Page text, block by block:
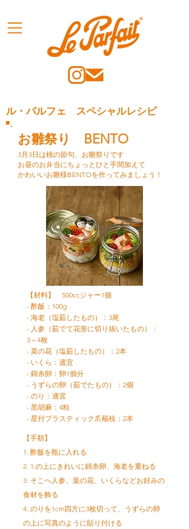
ル・パルフェ スペシャルレシピ
お雛祭り BENTO
3月3日は桃の節句、お雛祭りです
お昼のお弁当にちょっとひと手間加えて
かわいいお雛様BENTOを作ってみましょう！
【材料】 500ccジャー1個
- 酢飯：100g
- 海老（塩茹したもの）：3尾
- 人参（茹でて花形に切り抜いたもの）：
3～4枚
- 菜の花（塩茹したもの）：2本
- いくら：適宜
- 錦糸卵：卵1個分
- うずらの卵（茹でたもの）：2個
- のり：適宜
- 黒胡麻：4粒
- 星付プラスティック爪楊枝：2本
【手順】
1. 酢飯を瓶に入れる
2. 1.の上にきれいに錦糸卵、海老を重ねる
3. そこへ人参、葉の花、いくらなどお好みの
食材を飾る
4. のりを1cm四方に3枚切って、うずらの卵
の上に写真のように貼り付ける